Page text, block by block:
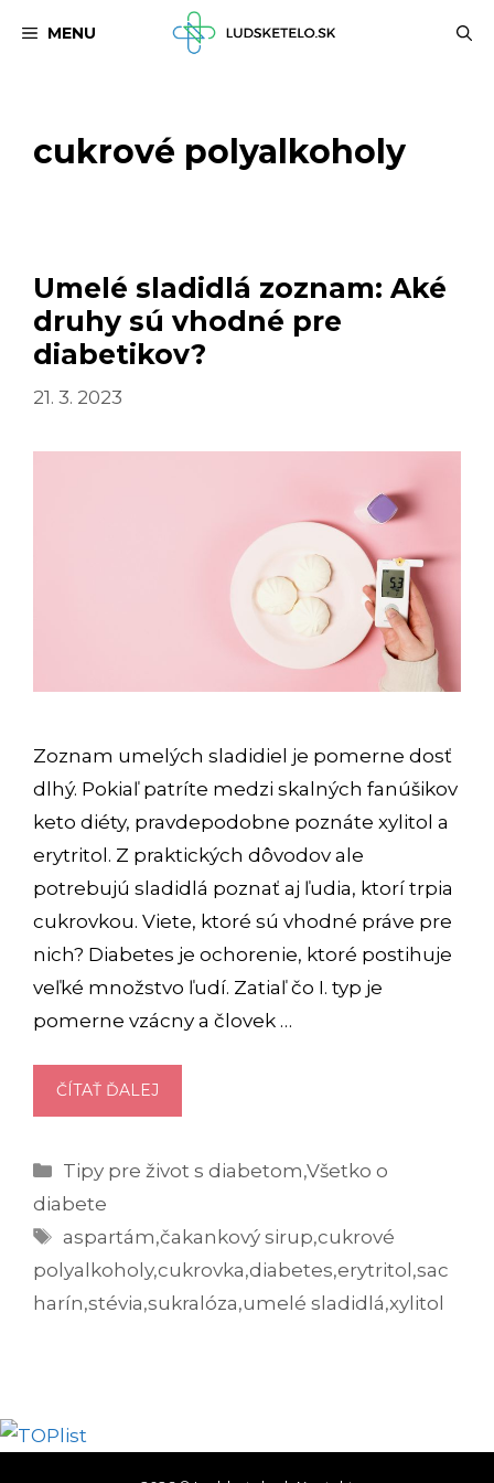
MENU
cukrové polyalkoholy
Umelé sladidlá zoznam: Aké
druhy sú vhodné pre
diabetikov?
21. 3. 2023
Zoznam umelých sladidiel je pomerne dosť
dlhý. Pokiaľ patríte medzi skalných fanúšikov
keto diéty, pravdepodobne poznáte xylitol a
erytritol. Z praktických dôvodov ale
potrebujú sladidlá poznať aj ľudia, ktorí trpia
cukrovkou. Viete, ktoré sú vhodné práve pre
nich? Diabetes je ochorenie, ktoré postihuje
veľké množstvo ľudí. Zatiaľ čo I. typ je
pomerne vzácny a človek …
ČÍTAŤ ĎALEJ
SLADIDLÁ
AKÉ
SÚ
PRE
DIABETIKOV?
Kategórie
Tipy pre život s diabetom,Všetko o
diabete
Značky
aspartám,čakankový sirup,cukrové
polyalkoholy,cukrovka,diabetes,erytritol ,sac
harín,stévia,sukralóza,umelé sladidlá,xylitol